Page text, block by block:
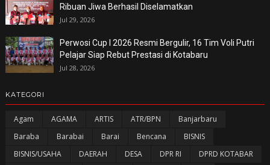
Ribuan Jiwa Berhasil Diselamatkan
Jul 29, 2026
Perwosi Cup I 2026 Resmi Bergulir, 16 Tim Voli Putri
Pelajar Siap Rebut Prestasi di Kotabaru
Jul 28, 2026
KATEGORI
Agam AGAMA ARTIS ATR/BPN
Banjarbaru
Baraba
Barabai Barai Bencana
BISNIS
BISNIS/USAHA
DAERAH DESA DPR RI
DPRD KOTABAR